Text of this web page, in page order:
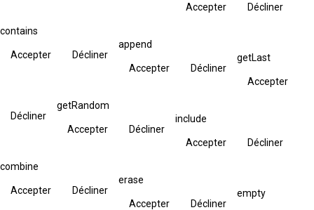
Accepter Décliner
contains
Accepter Décliner
append
Accepter Décliner
getLast
Accepter
Décliner
getRandom
Accepter Décliner
include
Accepter Décliner
combine
Accepter Décliner
erase
Accepter Décliner
empty